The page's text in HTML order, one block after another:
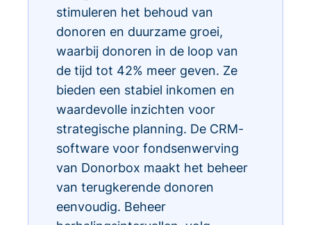
stimuleren het behoud van
donoren en duurzame groei,
waarbij donoren in de loop van
de tijd tot 42% meer geven. Ze
bieden een stabiel inkomen en
waardevolle inzichten voor
strategische planning. De CRM-
software voor fondsenwerving
van Donorbox maakt het beheer
van terugkerende donoren
eenvoudig. Beheer